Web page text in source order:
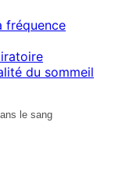
fréquence
du sommeil
le sang